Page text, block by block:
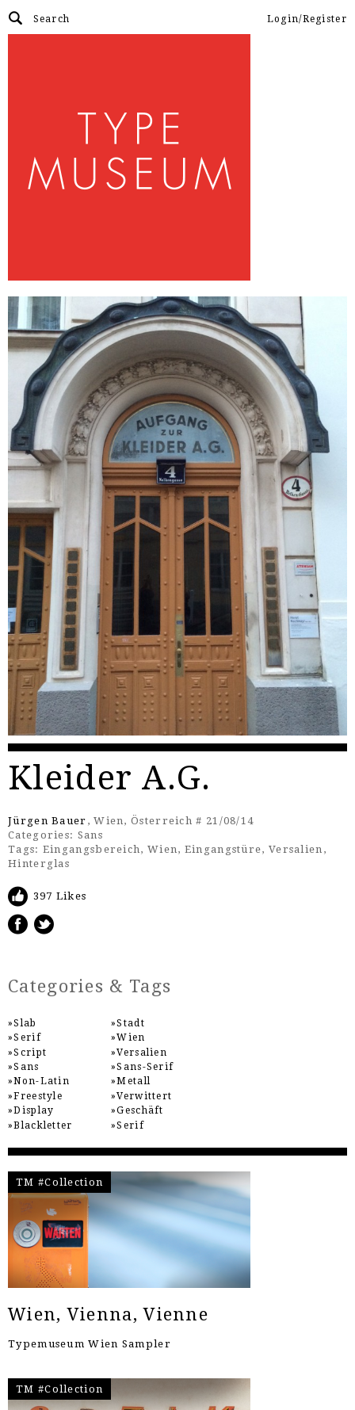
Login/Register
Kleider A.G.
Jürgen Bauer , Wien, Österreich # 21/08/14
Categories: Sans
Tags: Eingangsbereich , Wien , Eingangstüre, Versalien ,
Hinterglas
397 Likes
Categories & Tags
Slab
Serif
Script
Sans
Non-Latin
Freestyle
Display
Blackletter
Stadt
Wien
Versalien
Sans-Serif
Metall
Verwittert
Geschäft
Serif
TM #Collection
Wien, Vienna, Vienne
Typemuseum Wien Sampler
TM #Collection